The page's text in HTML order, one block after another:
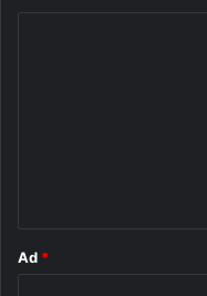
Ad *